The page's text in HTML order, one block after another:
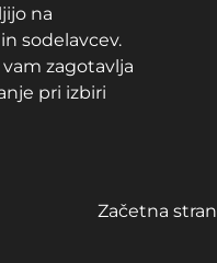
na
sodelavcev.
zagotavlja
pri izbiri
Začetna stran